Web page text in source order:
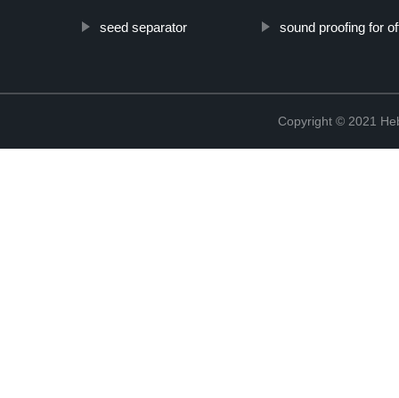
seed separator sound proofing for
Copyright © 2021